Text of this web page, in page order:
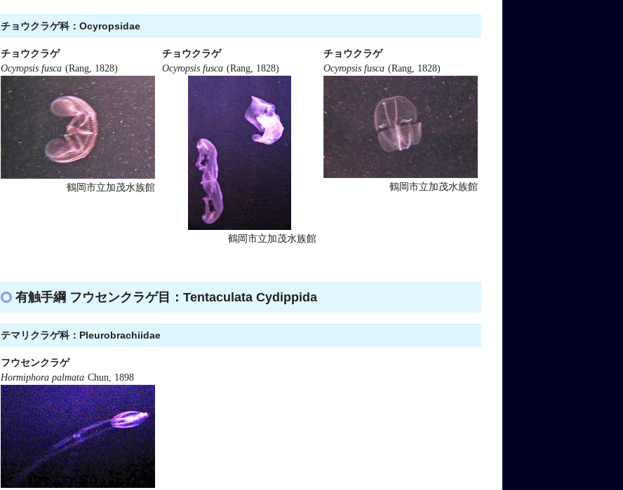
チョウクラゲ科：Ocyropsidae
チョウクラゲ
Ocyropsis fusca (Rang, 1828)
鶴岡市立加茂水族館
チョウクラゲ
Ocyropsis fusca (Rang, 1828)
鶴岡市立加茂水族館
チョウクラゲ
Ocyropsis fusca (Rang, 1828)
鶴岡市立加茂水族館
有触手綱 フウセンクラゲ目：Tentaculata Cydippida
テマリクラゲ科：Pleurobrachiidae
フウセンクラゲ
Hormiphora palmata Chun, 1898